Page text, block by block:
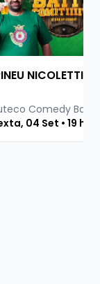
NICOLETTI
04 Set • 19